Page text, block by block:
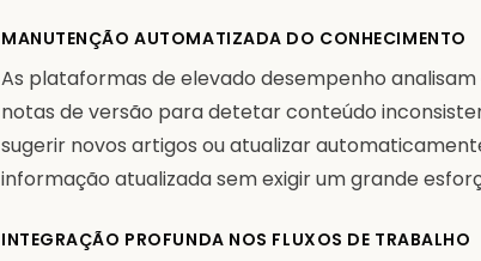
MANUTENÇÃO AUTOMATIZADA DO CONHECIMENTO
As plataformas de elevado desempenho analisam
notas de versão para detetar conteúdo
sugerir novos artigos ou atualizar
informação atualizada sem exigir um grande
INTEGRAÇÃO PROFUNDA NOS FLUXOS DE TRABALHO